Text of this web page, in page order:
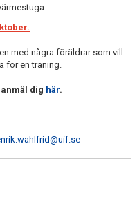
med några föräldrar som vill
för en träning.
dig här.